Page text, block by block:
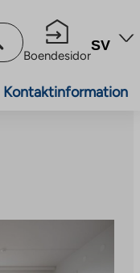
Boendesidor
SV
Kontaktinformation